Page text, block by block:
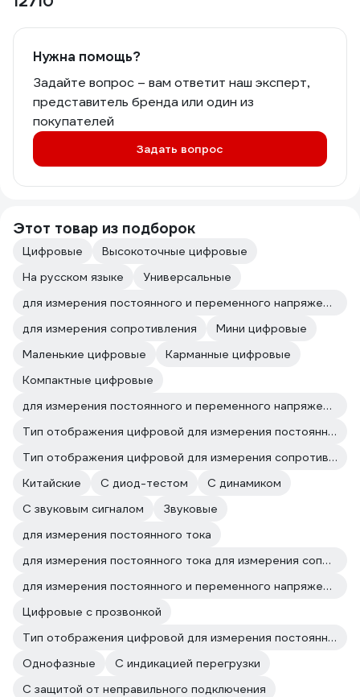
Нужна помощь?
Задайте вопрос – вам ответит наш эксперт,
представитель бренда или один из
покупателей
Задать вопрос
Этот товар из подборок
Цифровые
Высокоточные цифровые
На русском языке
Универсальные
для измерения постоянного и переменного напряжения
для измерения сопротивления
Мини цифровые
Маленькие цифровые
Карманные цифровые
Компактные цифровые
для измерения постоянного и переменного напряжения для измерения сопротивления
Тип отображения цифровой для измерения постоянного и переменного напряжения
Тип отображения цифровой для измерения сопротивления
Китайские
С диод-тестом
С динамиком
С звуковым сигналом
Звуковые
для измерения постоянного тока
для измерения постоянного тока для измерения сопротивления
для измерения постоянного и переменного напряжения для измерения постоянного тока
Цифровые с прозвонкой
Тип отображения цифровой для измерения постоянного тока
Однофазные
C индикацией перегрузки
С защитой от неправильного подключения